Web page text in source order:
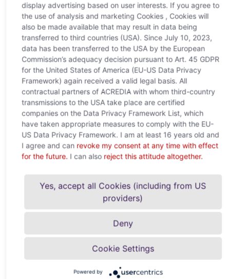
Prenosi
Spodaj najdete vse pomembne dokumente v zvezi
z našimi produkti, strnjeno in pregledno.
Informativni list ACREDIA TopUp - vaše
prednosti na prvi pogled
Prenesi zdaj
ACREDIA TopUp - Najpomembnejše na prvi
pogled
AVB ACREDIA TopUp - Splošni pogoji
display advertising based on user interests. If you agree to
the use of analysis and marketing Cookies , Cookies will
also be made available that may result in data being
transferred to third countries (USA). Since July 10, 2023,
data has been transferred to the USA by the European
Commission’s adequacy decision pursuant to Art. 45 GDPR
for the United States of America (EU-US Data Privacy
Framework) again received a valid legal basis. All
contractual partners of ACREDIA with whom third-country
transmissions to the USA take place are certified
companies on the Data Privacy Framework List, which
have taken appropriate measures to comply with the EU-
US Data Privacy Framework. I am at least 16 years old and
I agree and can revoke my consent at any time with effect
for the future. I can also reject this attitude altogether.
Yes, accept all Cookies (including from US
providers)
Deny
Cookie Settings
Powered by